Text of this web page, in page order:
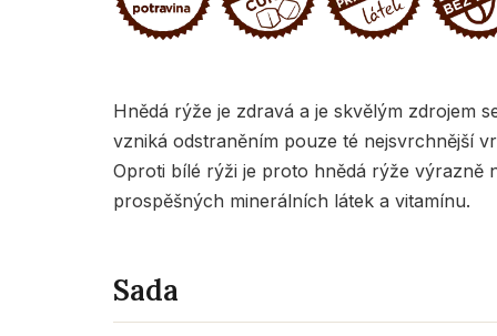
Hnědá rýže je zdravá a je skvělým zdrojem
vzniká odstraněním pouze té nejsvrchnější
Oproti bílé rýži je proto hnědá rýže výrazně
prospěšných minerálních látek a vitamínu.
Sada